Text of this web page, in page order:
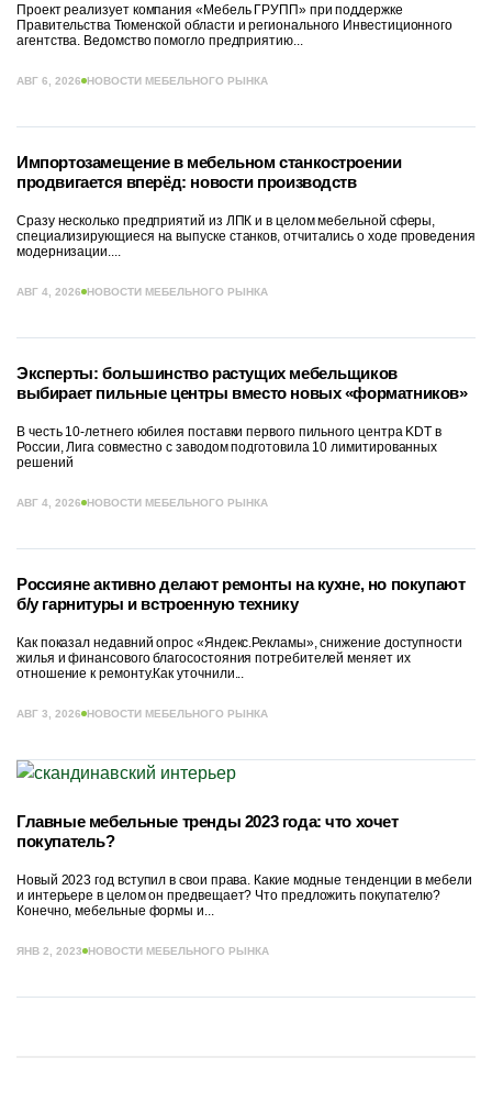
Проект реализует компания «Мебель ГРУПП» при поддержке
Правительства Тюменской области и регионального Инвестиционного
агентства. Ведомство помогло предприятию...
АВГ 6, 2026 НОВОСТИ МЕБЕЛЬНОГО РЫНКА
Импортозамещение в мебельном станкостроении
продвигается вперёд: новости производств
Сразу несколько предприятий из ЛПК и в целом мебельной сферы,
специализирующиеся на выпуске станков, отчитались о ходе проведения
модернизации....
АВГ 4, 2026 НОВОСТИ МЕБЕЛЬНОГО РЫНКА
Эксперты: большинство растущих мебельщиков
выбирает пильные центры вместо новых «форматников»
В честь 10-летнего юбилея поставки первого пильного центра KDT в
России, Лига совместно с заводом подготовила 10 лимитированных
решений
АВГ 4, 2026 НОВОСТИ МЕБЕЛЬНОГО РЫНКА
Россияне активно делают ремонты на кухне, но покупают
б/у гарнитуры и встроенную технику
Как показал недавний опрос «Яндекс.Рекламы», снижение доступности
жилья и финансового благосостояния потребителей меняет их
отношение к ремонту.Как уточнили...
АВГ 3, 2026 НОВОСТИ МЕБЕЛЬНОГО РЫНКА
Главные мебельные тренды 2023 года: что хочет
покупатель?
Новый 2023 год вступил в свои права. Какие модные тенденции в мебели
и интерьере в целом он предвещает? Что предложить покупателю?
Конечно, мебельные формы и...
ЯНВ 2, 2023 НОВОСТИ МЕБЕЛЬНОГО РЫНКА